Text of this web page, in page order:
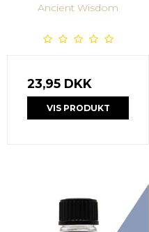
Ancient Wisdom
23,95 DKK
VIS PRODUKT